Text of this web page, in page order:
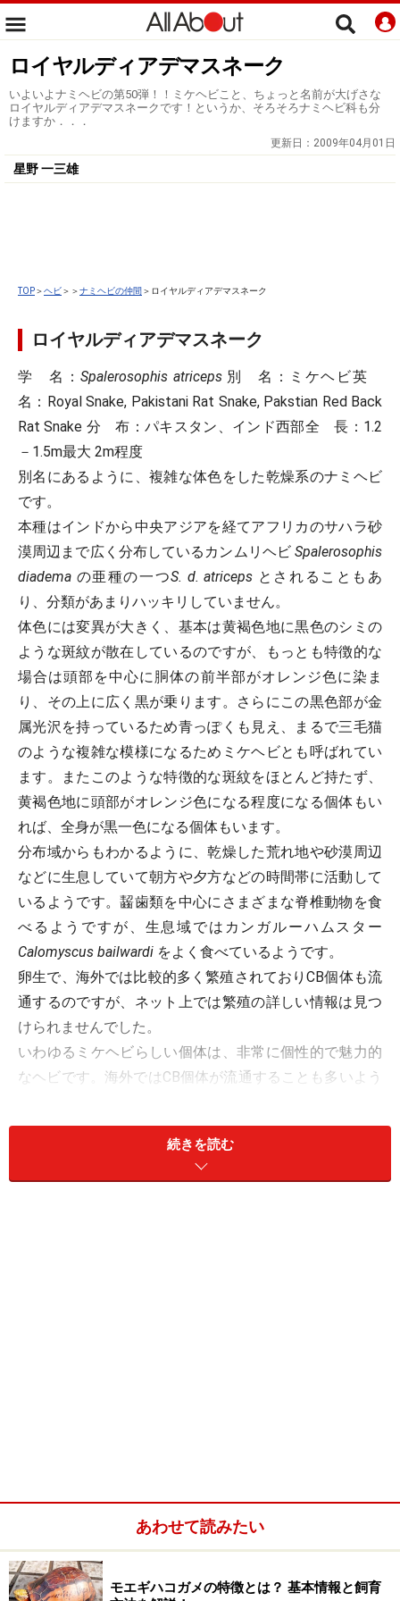
ロイヤルディアデマスネーク
いよいよナミヘビの第50弾！！ミケヘビこと、ちょっと名前が大げさな
ロイヤルディアデマスネークです！というか、そろそろナミヘビ科も分
けますか．．．
更新日： 2009年04月01日
星野 一三雄
TOP＞ヘビ＞＞ナミヘビの仲間 ＞ロイヤルディアデマスネーク
ロイヤルディアデマスネーク
学 名 ：Spalerosophis atriceps 別 名 ：ミケヘビ英
名 ：Royal Snake, Pakistani Rat Snake, Pakstian Red Back
Rat Snake 分 布 ：パキスタン、インド西部全 長 ：1.2
－1.5m最大 2m程度
別名にあるように、複雑な体色をした乾燥系のナミヘビ
です。
本種はインドから中央アジアを経てアフリカのサハラ砂
漠周辺まで広く分布しているカンムリヘビSpalerosophis
diadema の亜種の一つS. d. atriceps とされることもあ
り、分類があまりハッキリしていません。
体色には変異が大きく、基本は黄褐色地に黒色のシミの
ような斑紋が散在しているのですが、もっとも特徴的な
場合は頭部を中心に胴体の前半部がオレンジ色に染ま
り、その上に広く黒が乗ります。さらにこの黒色部が金
属光沢を持っているため青っぽくも見え、まるで三毛猫
のような複雑な模様になるためミケヘビとも呼ばれてい
ます。またこのような特徴的な斑紋をほとんど持たず、
黄褐色地に頭部がオレンジ色になる程度になる個体もい
れば、全身が黒一色になる個体もいます。
分布域からもわかるように、乾燥した荒れ地や砂漠周辺
などに生息していて朝方や夕方などの時間帯に活動して
いるようです。齧歯類を中心にさまざまな脊椎動物を食
べるようですが、生息域ではカンガルーハムスター
Calomyscus bailwardi をよく食べているようです。
卵生で、海外では比較的多く繁殖されておりCB個体も流
通するのですが、ネット上では繁殖の詳しい情報は見つ
けられませんでした。
いわゆるミケヘビらしい個体は、非常に個性的で魅力的
なヘビです。海外ではCB個体が流通することも多いよう
に流通しても幼蛇が多く、特徴的な体色にはなっていな
い地味な印象で注目を集めにくいようです。
乾燥した環境を好むため、丈夫で飼育もしやすい種類で
続きを読む
あわせて読みたい
モエギハコガメの特徴とは？ 基本情報と飼育